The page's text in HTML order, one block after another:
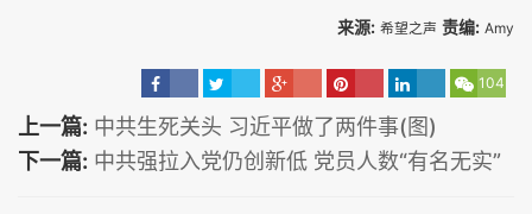
来源: 希望之声 责编: Amy
104
上一篇: 中共生死关头 习近平做了两件事(图)
下一篇: 中共强拉入党仍创新低 党员人数“有名无实”